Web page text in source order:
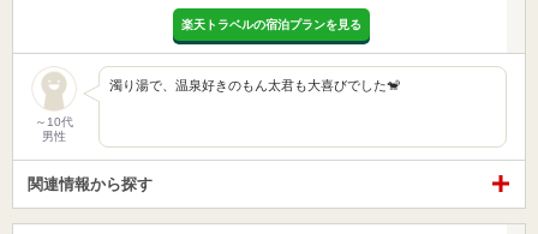
楽天トラベルの宿泊プランを見る
～10代
男性
濁り湯で、温泉好きのもん太君も大喜びでした🐒
関連情報から探す